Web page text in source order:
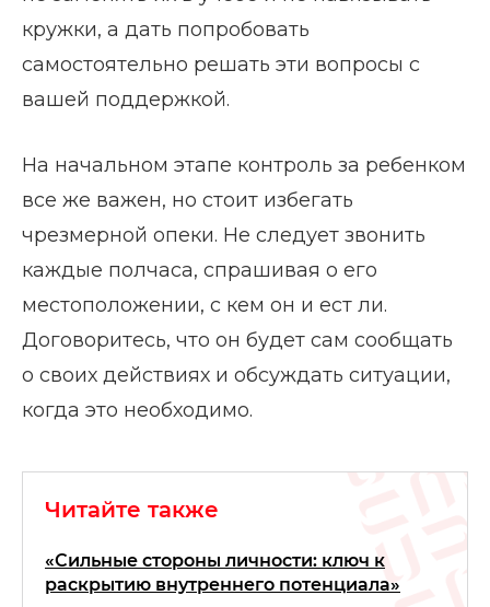
кружки, а дать попробовать
самостоятельно решать эти вопросы с
вашей поддержкой.
На начальном этапе контроль за ребенком
все же важен, но стоит избегать
чрезмерной опеки. Не следует звонить
каждые полчаса, спрашивая о его
местоположении, с кем он и ест ли.
Договоритесь, что он будет сам сообщать
о своих действиях и обсуждать ситуации,
когда это необходимо.
Читайте также
«Сильные стороны личности: ключ к
раскрытию внутреннего потенциала»